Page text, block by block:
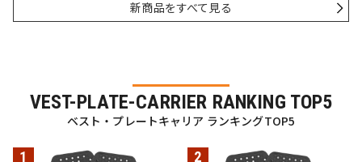
新商品をすべて見る
VEST-PLATE-CARRIER RANKING TOP5
ベスト・プレートキャリア ランキングTOP5